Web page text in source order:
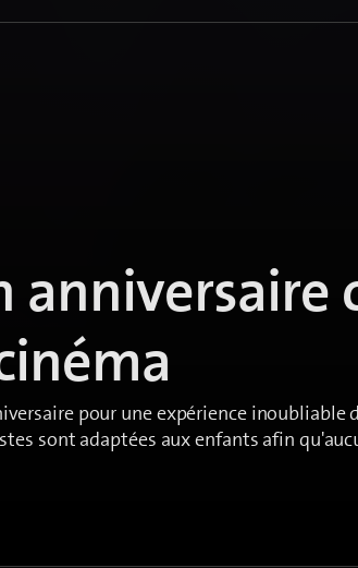
anniversaire
pour une expérience inoubliable
sont adaptées aux enfants afin